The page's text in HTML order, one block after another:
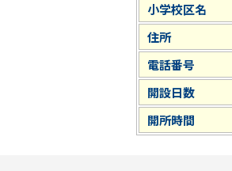
小学校区名
住所
電話番号
開設日数
開所時間